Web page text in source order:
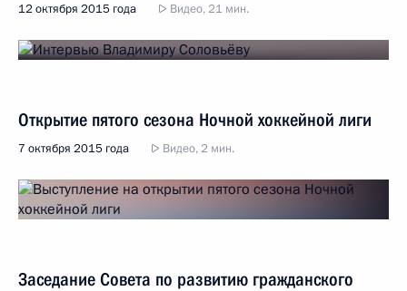
12 октября 2015 года Видео, 21 мин.
Открытие пятого сезона Ночной хоккейной лиги
7 октября 2015 года Видео, 2 мин.
Заседание Совета по развитию гражданского